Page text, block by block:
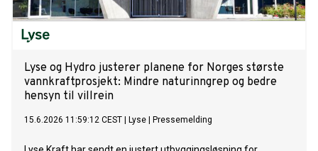
Lyse og Hydro justerer planene for Norges største
vannkraftprosjekt: Mindre naturinngrep og bedre
hensyn til villrein
15.6.2026 11:59:12 CEST Lyse Pressemelding